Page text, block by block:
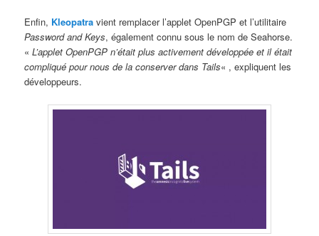
Enfin, Kleopatra vient remplacer l’applet OpenPGP et l’utilitaire
Password and Keys, également connu sous le nom de Seahorse.
«L’applet OpenPGP n’était plus activement développée et il était
compliqué pour nous de la conserver dans Tails« , expliquent les
développeurs.